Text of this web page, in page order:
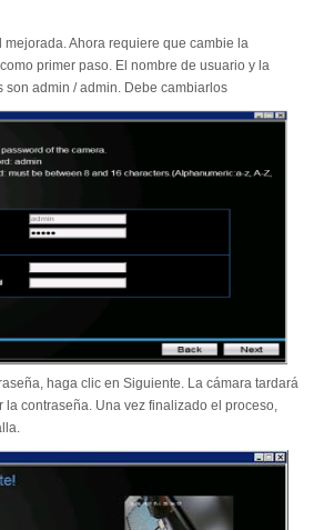
mejorada. Ahora requiere que cambie la
primer paso. El nombre de usuario y la
admin / admin. Debe cambiarlos
haga clic en Siguiente. La cámara tardará
la contraseña. Una vez finalizado el proceso,